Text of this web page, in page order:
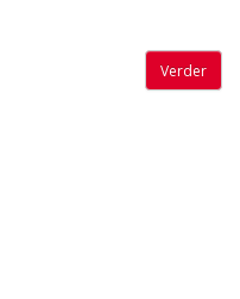
Verder